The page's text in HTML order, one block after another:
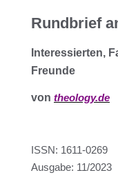
Rundbrief
Interessierten,
Freunde
von theology.de
ISSN: 1611-0269
Ausgabe: 11/2023